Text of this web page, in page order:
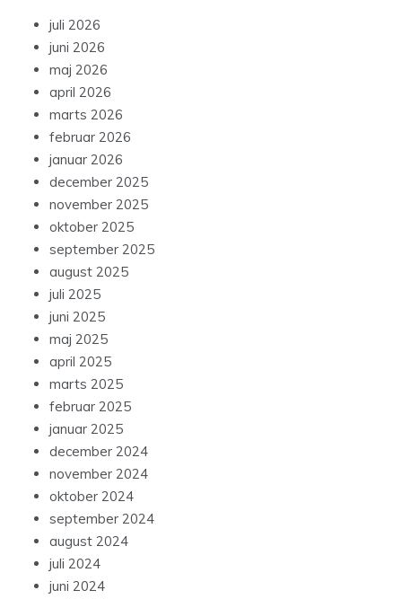
juli 2026
juni 2026
maj 2026
april 2026
marts 2026
februar 2026
januar 2026
december 2025
november 2025
oktober 2025
september 2025
august 2025
juli 2025
juni 2025
maj 2025
april 2025
marts 2025
februar 2025
januar 2025
december 2024
november 2024
oktober 2024
september 2024
august 2024
juli 2024
juni 2024